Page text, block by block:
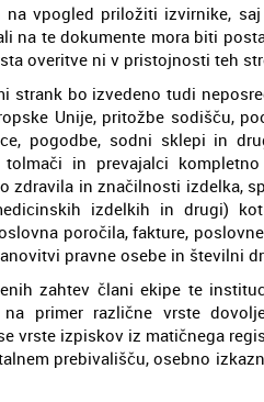
na vpogled priložiti izvirnike,
na te dokumente mora biti
overitve ni v pristojnosti teh
strank bo izvedeno tudi
Unije, pritožbe sodišču,
pogodbe, sodni sklepi in
in prevajalci
zdravila in značilnosti izdelka,
izdelkih in drugi)
poročila, fakture,
pravne osebe in številni
zahtev člani ekipe te
primer različne vrste
vrste izpiskov iz matičnega
prebivališču, osebno